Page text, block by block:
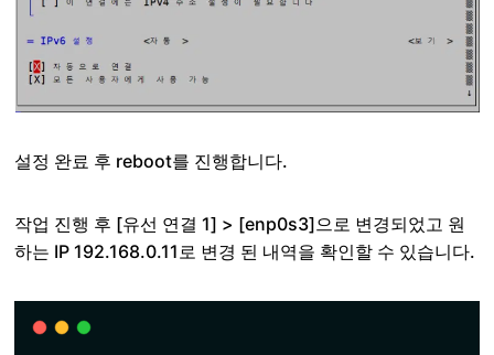
설정 완료 후 reboot를 진행합니다.
작업 진행 후 [유선 연결 1] > [enp0s3]으로 변경되었고 원
하는 IP 192.168.0.11로 변경 된 내역을 확인할 수 있습니다.